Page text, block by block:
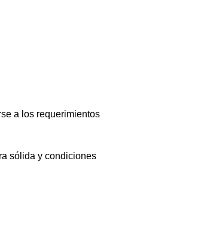
a los requerimientos
sólida y condiciones